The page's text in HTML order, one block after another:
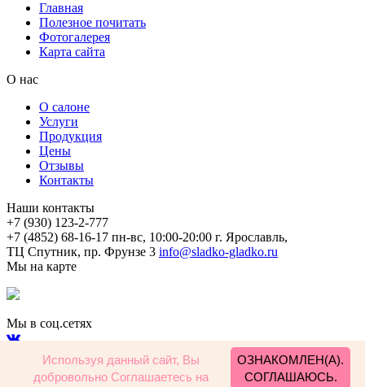
Главная
Полезное почитать
Фотогалерея
Карта сайта
О нас
О салоне
Услуги
Продукция
Цены
Отзывы
Контакты
Наши контакты
+7 (930) 123-2-777
+7 (4852) 68-16-17 пн-вс, 10:00-20:00 г. Ярославль,
ТЦ Спутник, пр. Фрунзе 3 info@sladko-gladko.ru
Мы на карте
Мы в соц.сетях
2015 - 2025 Все права защищены.
ОЗНАКОМЛЕН(А).
СОГЛАШАЮСЬ.
Используя данный сайт, Вы
добровольно Соглашаетесь на